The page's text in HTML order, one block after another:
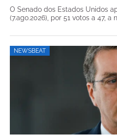
O Senado dos Estados Unidos
(7.ago.2026), por 51 votos a 47,
NEWSBEAT